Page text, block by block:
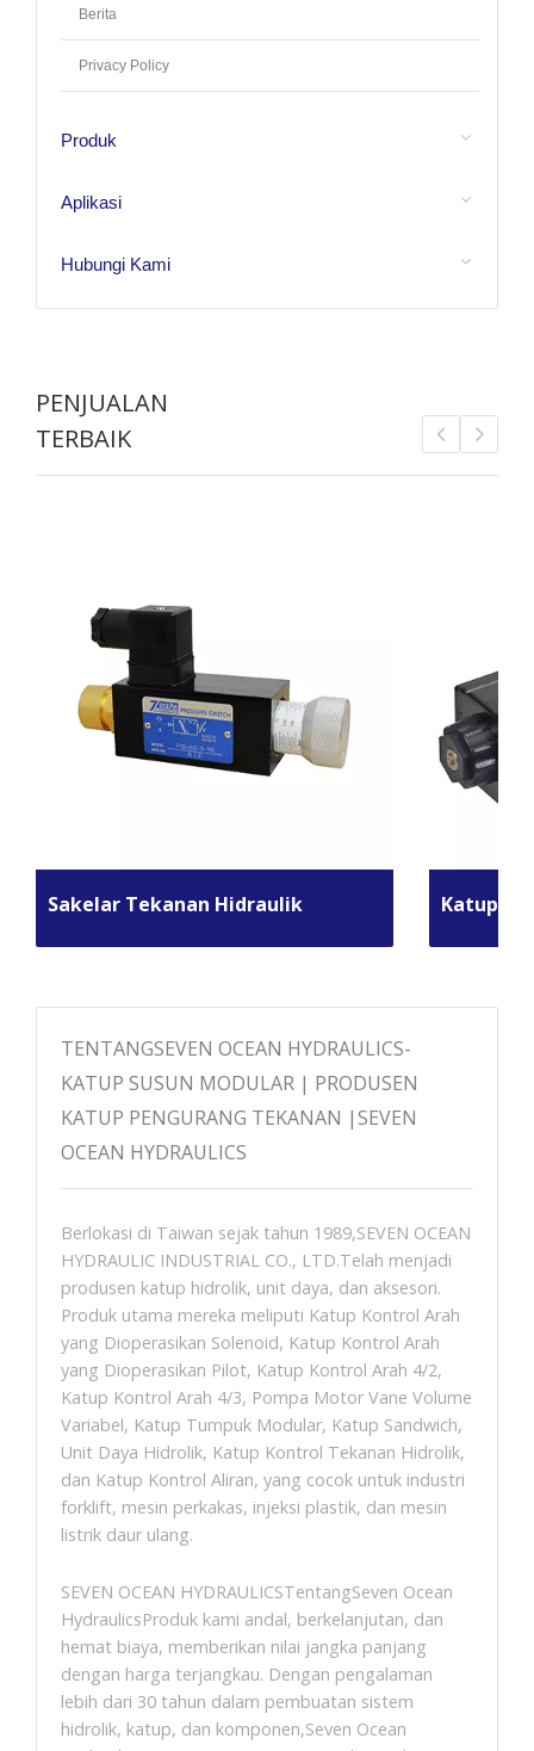
Berita
Privacy Policy
Produk
Aplikasi
Hubungi Kami
PENJUALAN
TERBAIK
Sakelar Tekanan Hidraulik Katup
TENTANGSEVEN OCEAN HYDRAULICS-
KATUP SUSUN MODULAR | PRODUSEN
KATUP PENGURANG TEKANAN |SEVEN
OCEAN HYDRAULICS
Berlokasi di Taiwan sejak tahun 1989,SEVEN OCEAN
HYDRAULIC INDUSTRIAL CO., LTD.Telah menjadi
produsen katup hidrolik, unit daya, dan aksesori.
Produk utama mereka meliputi Katup Kontrol Arah
yang Dioperasikan Solenoid, Katup Kontrol Arah
yang Dioperasikan Pilot, Katup Kontrol Arah 4/2,
Katup Kontrol Arah 4/3, Pompa Motor Vane Volume
Variabel, Katup Tumpuk Modular, Katup Sandwich,
Unit Daya Hidrolik, Katup Kontrol Tekanan Hidrolik,
dan Katup Kontrol Aliran, yang cocok untuk industri
forklift, mesin perkakas, injeksi plastik, dan mesin
listrik daur ulang.
SEVEN OCEAN HYDRAULICSTentangSeven Ocean
HydraulicsProduk kami andal, berkelanjutan, dan
hemat biaya, memberikan nilai jangka panjang
dengan harga terjangkau. Dengan pengalaman
lebih dari 30 tahun dalam pembuatan sistem
hidrolik, katup, dan komponen,Seven Ocean